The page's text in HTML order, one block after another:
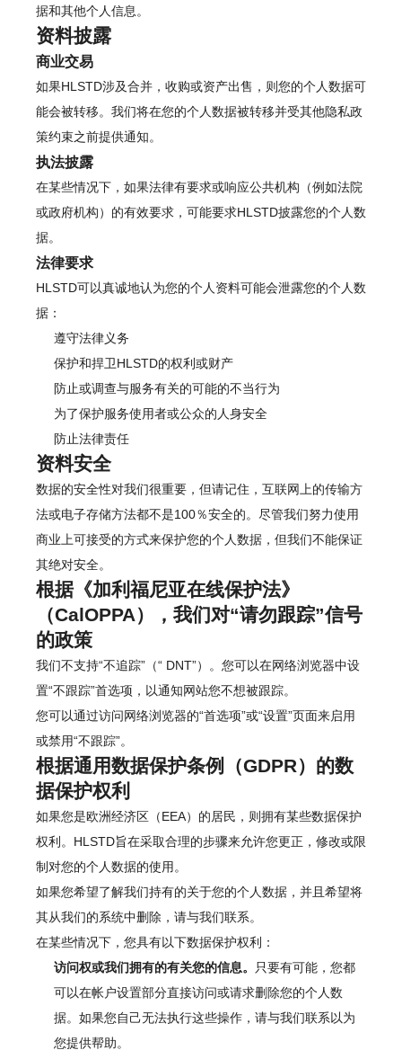
据和其他个人信息。
资料披露
商业交易
如果HLSTD涉及合并，收购或资产出售，则您的个人数据可
能会被转移。我们将在您的个人数据被转移并受其他隐私政
策约束之前提供通知。
执法披露
在某些情况下，如果法律有要求或响应公共机构（例如法院
或政府机构）的有效要求，可能要求HLSTD披露您的个人数
据。
法律要求
HLSTD可以真诚地认为您的个人资料可能会泄露您的个人数
据：
遵守法律义务
保护和捍卫HLSTD的权利或财产
防止或调查与服务有关的可能的不当行为
为了保护服务使用者或公众的人身安全
防止法律责任
资料安全
数据的安全性对我们很重要，但请记住，互联网上的传输方
法或电子存储方法都不是100％安全的。尽管我们努力使用
商业上可接受的方式来保护您的个人数据，但我们不能保证
其绝对安全。
根据《加利福尼亚在线保护法》
（CalOPPA），我们对“请勿跟踪”信号
的政策
我们不支持“不追踪”（“ DNT”）。您可以在网络浏览器中设
置“不跟踪”首选项，以通知网站您不想被跟踪。
您可以通过访问网络浏览器的“首选项”或“设置”页面来启用
或禁用“不跟踪”。
根据通用数据保护条例（GDPR）的数
据保护权利
如果您是欧洲经济区（EEA）的居民，则拥有某些数据保护
权利。HLSTD旨在采取合理的步骤来允许您更正，修改或限
制对您的个人数据的使用。
如果您希望了解我们持有的关于您的个人数据，并且希望将
其从我们的系统中删除，请与我们联系。
在某些情况下，您具有以下数据保护权利：
访问权或我们拥有的有关您的信息。
只要有可能，您都
可以在帐户设置部分直接访问或请求删除您的个人数
据。如果您自己无法执行这些操作，请与我们联系以为
您提供帮助。